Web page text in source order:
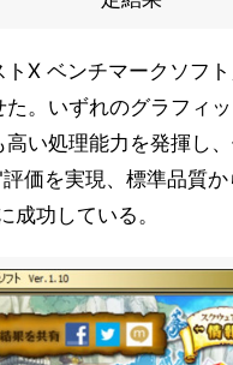
トX ベンチマークソフ
。いずれのグラフィッ
い処理能力を発揮し
価を実現、標準品質か
成功している。